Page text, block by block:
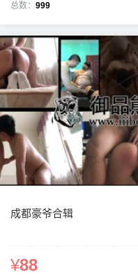
总数： 999
成都豪爷合辑
¥88